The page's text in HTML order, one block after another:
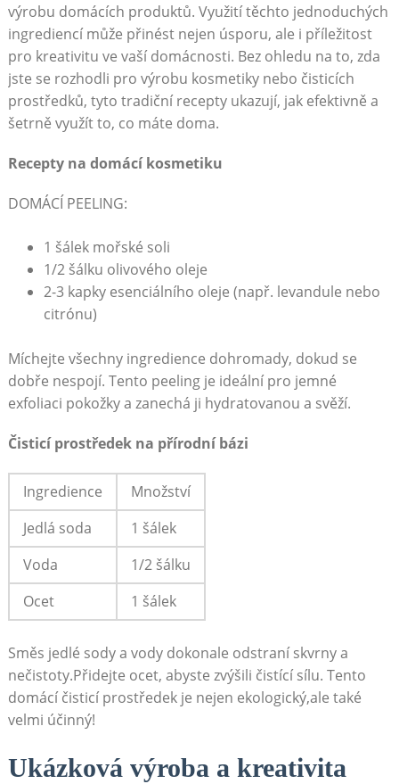
výrobu domácích produktů. Využití těchto jednoduchých
ingrediencí může přinést nejen úsporu, ale i příležitost
pro kreativitu ve vaší domácnosti. Bez ohledu na to, zda
jste se rozhodli pro výrobu kosmetiky nebo čisticích
prostředků, tyto tradiční recepty ukazují, jak efektivně a
šetrně využít to, co máte doma.
Recepty na domácí kosmetiku
DOMÁCÍ PEELING:
1 šálek mořské soli
1/2 šálku olivového oleje
2-3 kapky esenciálního oleje (např. levandule nebo
citrónu)
Míchejte všechny ingredience dohromady, dokud se
dobře nespojí. Tento peeling je ideální pro jemné
exfoliaci pokožky a zanechá ji hydratovanou a svěží.
Čisticí prostředek na přírodní bázi
Ingredience
Množství
Jedlá soda
1 šálek
Voda
1/2 šálku
Ocet
1 šálek
Směs jedlé sody a vody dokonale odstraní skvrny a
nečistoty.Přidejte ocet, abyste zvýšili čistící sílu. Tento
domácí čisticí prostředek je nejen ekologický,ale také
velmi účinný!
Ukázková výroba a kreativita